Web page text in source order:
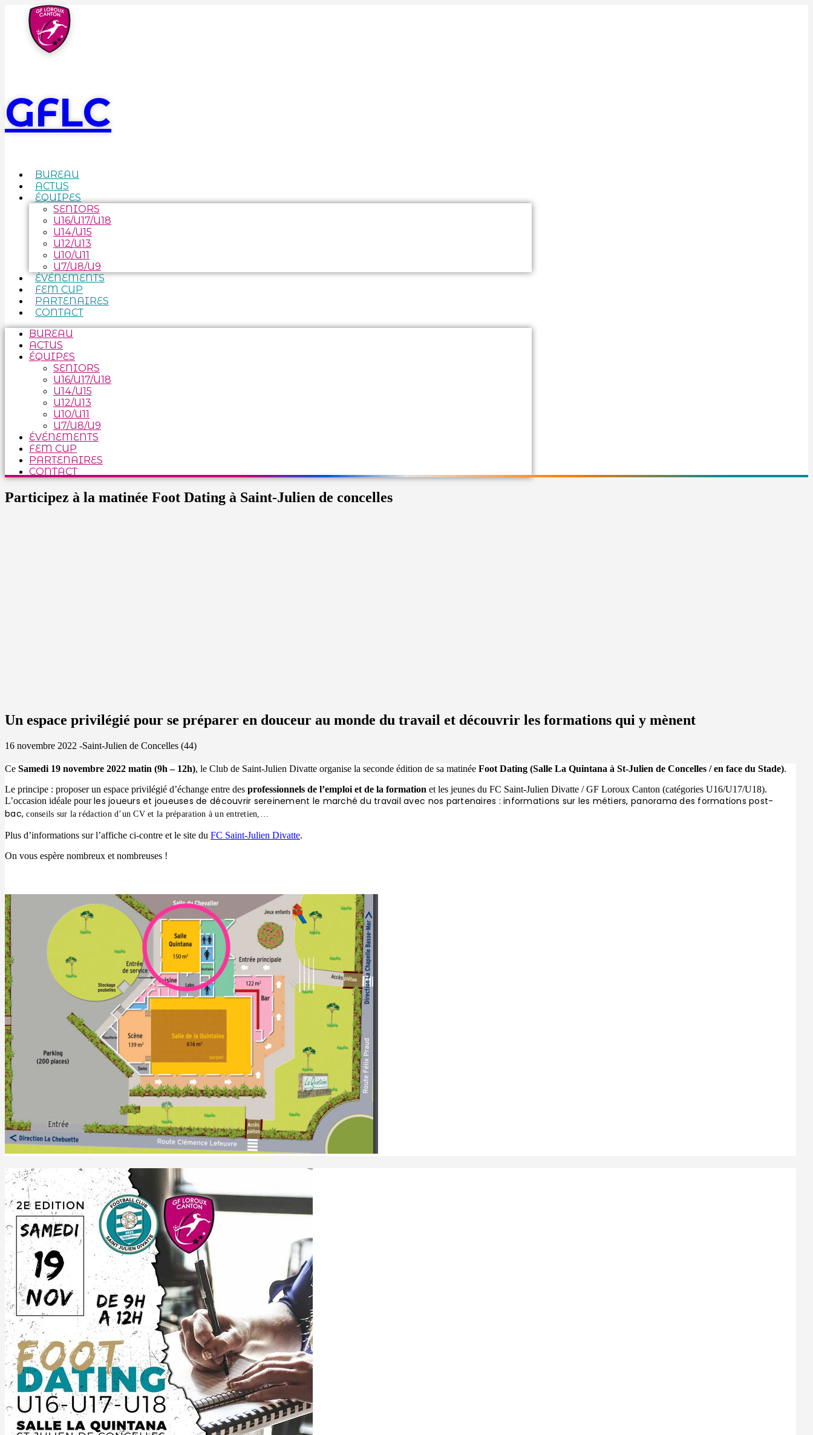
GFLC
BUREAU
ACTUS
ÉQUIPES
SENIORS
U16/U17/U18
U14/U15
U12/U13
U10/U11
U7/U8/U9
ÉVÉNEMENTS
FEM CUP
PARTENAIRES
CONTACT
BUREAU
ACTUS
ÉQUIPES
SENIORS
U16/U17/U18
U14/U15
U12/U13
U10/U11
U7/U8/U9
ÉVÉNEMENTS
FEM CUP
PARTENAIRES
CONTACT
Participez à la matinée Foot Dating à Saint-Julien de concelles
Un espace privilégié pour se préparer en douceur au monde du travail et découvrir les formations qui y mènent
16 novembre 2022 -Saint-Julien de Concelles (44)
Ce Samedi 19 novembre 2022 matin (9h – 12h), le Club de Saint-Julien Divatte organise la seconde édition de sa matinée Foot Dating (Salle La Quintana à St-Julien de Concelles / en face du Stade).
Le principe : proposer un espace privilégié d’échange entre des professionnels de l’emploi et de la formation et les jeunes du FC Saint-Julien Divatte / GF Loroux Canton (catégories U16/U17/U18).
L’occasion idéale pourles joueurs et joueuses de découvrir sereinement le marché du travail avec nos partenaires : informations sur les métiers, panorama des formations post-
bac, conseils sur la rédaction d’un CV et la préparation à un entretien,…
Plus d’informations sur l’affiche ci-contre et le site du FC Saint-Julien Divatte.
On vous espère nombreux et nombreuses !